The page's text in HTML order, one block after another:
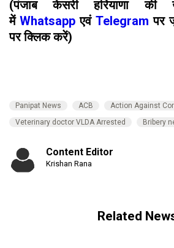
(पंजाब केसरी हरियाणा
में Whatsappएवं Telegram पर
पर क्लिक करें)
Panipat News ACB
Action Against
Veterinary doctor VLDA Arrested
Bribery
Content Editor
Krishan Rana
Related